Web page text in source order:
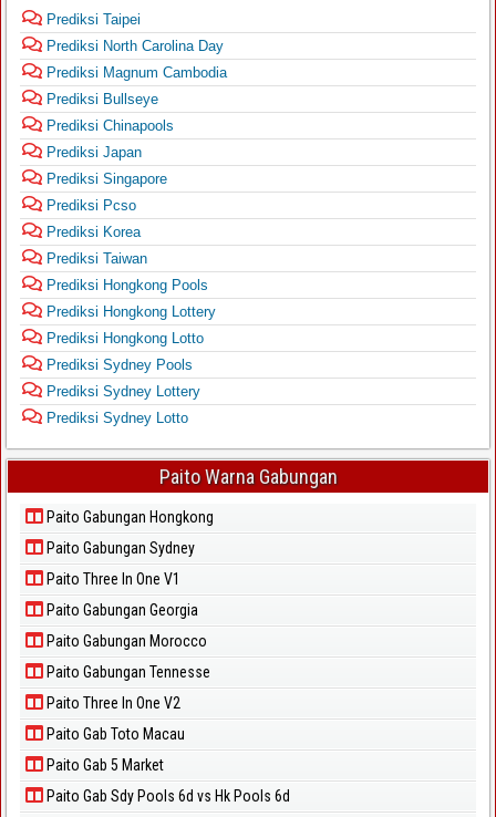
Prediksi Taipei
Prediksi North Carolina Day
Prediksi Magnum Cambodia
Prediksi Bullseye
Prediksi Chinapools
Prediksi Japan
Prediksi Singapore
Prediksi Pcso
Prediksi Korea
Prediksi Taiwan
Prediksi Hongkong Pools
Prediksi Hongkong Lottery
Prediksi Hongkong Lotto
Prediksi Sydney Pools
Prediksi Sydney Lottery
Prediksi Sydney Lotto
Paito Warna Gabungan
Paito Gabungan Hongkong
Paito Gabungan Sydney
Paito Three In One V1
Paito Gabungan Georgia
Paito Gabungan Morocco
Paito Gabungan Tennesse
Paito Three In One V2
Paito Gab Toto Macau
Paito Gab 5 Market
Paito Gab Sdy Pools 6d vs Hk Pools 6d